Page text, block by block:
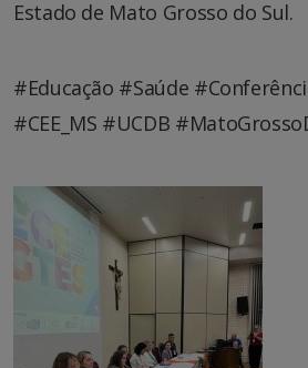
Estado de Mato Grosso do Sul.
#Educação #Saúde
#CEE_MS #UCDB